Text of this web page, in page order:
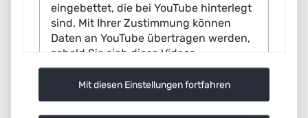
Rechtliche Angaben
Navigation
überspringen
Impressum
Barrierefreiheitserklärung
eingebettet, die bei YouTube hinterlegt
sind. Mit Ihrer Zustimmung können
Daten an YouTube übertragen werden,
sobald Sie sich diese Videos
anschauen.
Datenschutz Impressum
Mit diesen Einstellungen fortfahren